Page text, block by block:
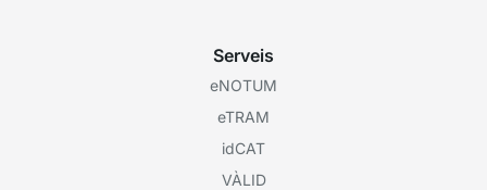
Serveis
eNOTUM
eTRAM
idCAT
VÀLID